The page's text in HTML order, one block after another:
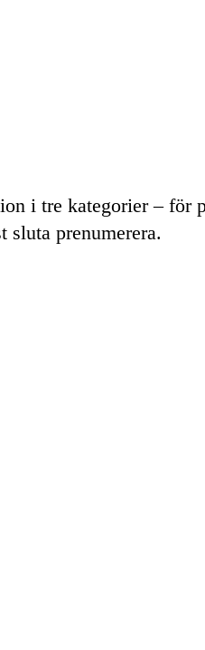
i tre kategorier – för
sluta prenumerera.